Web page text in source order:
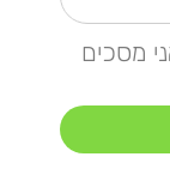
מסכים